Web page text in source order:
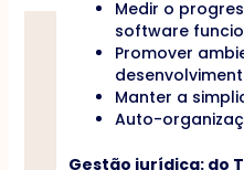
Medir o
software
Promover
Manter a
Auto-
Gestão jurídica: do